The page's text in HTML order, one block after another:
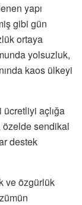
yapı
gibi gün
ortaya
yolsuzluk,
kaos ülkeyi
açlığa
özelde sendikal
destek
ve özgürlük